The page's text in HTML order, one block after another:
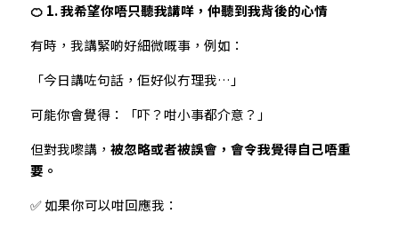
🍊 1. 我希望你唔只聽我講咩，仲聽到我背後的心情
有時，我講緊啲好細微嘅事，例如：
「今日講咗句話，佢好似冇理我…」
可能你會覺得：「吓？咁小事都介意？」
但對我嚟講， 被忽略或者被誤會，會令我覺得自己唔重
要。
✅ 如果你可以咁回應我：